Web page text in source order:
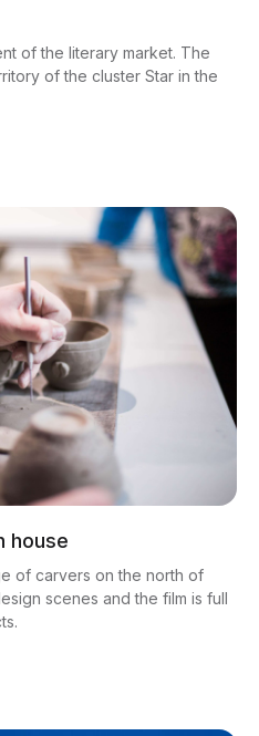
of the literary market. The
of the cluster Star in the
house
of carvers on the north of
scenes and the film is full